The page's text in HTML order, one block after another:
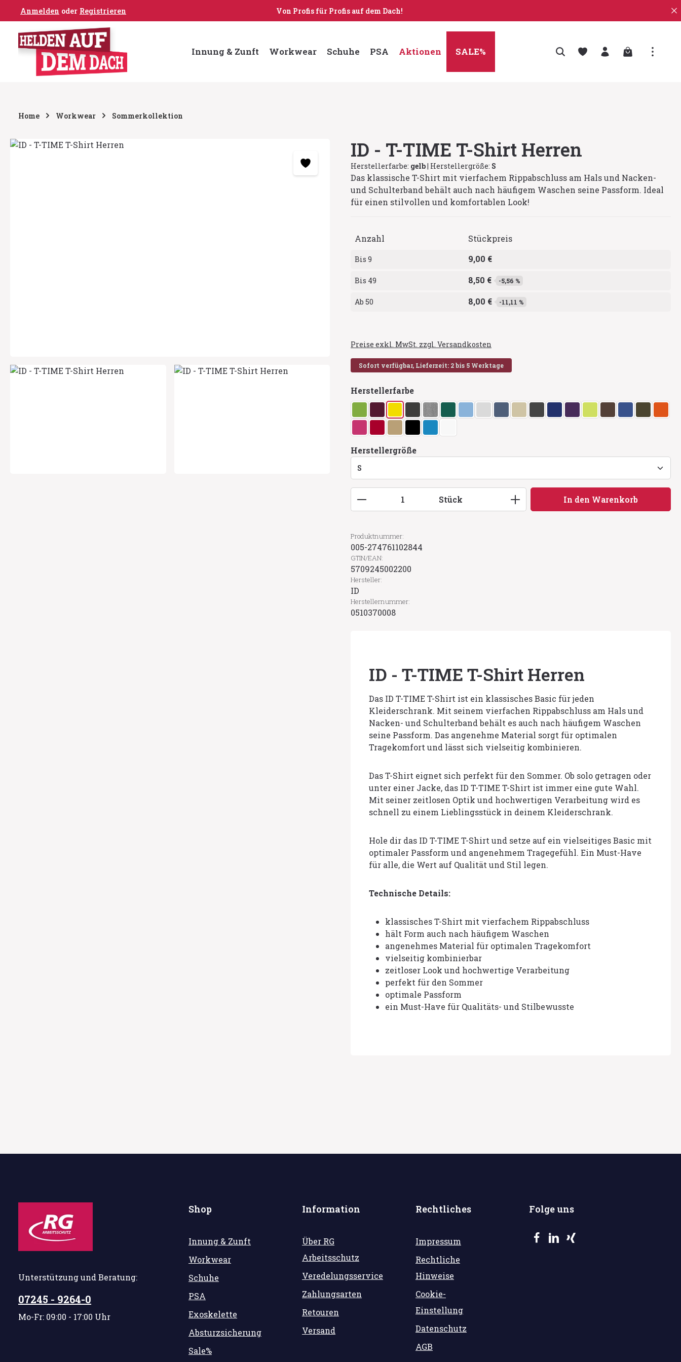
Hauptinhalt springen
Zur Hauptnavigation springen
Anmelden oder Registrieren Von Profis für Profis auf dem Dach!
Innung & Zunft Workwear Schuhe PSA Aktionen SALE% Warenkorb
Home Workwear Sommerkollektion
Bildergalerie überspringen ID - T-TIME T-Shirt Herren
Herstellerfarbe: gelb| Herstellergröße: S
Das klassische T-Shirt mit vierfachem Rippabschluss am Hals und Nacken-
und Schulterband behält auch nach häufigem Waschen seine Passform. Ideal
für einen stilvollen und komfortablen Look!
Anzahl Stückpreis
Bis 9 9,00 €
Bis 49 8,50 € -5,56 %
Ab 50 8,00 € -11,11 %
Preise exkl. MwSt. zzgl. Versandkosten
Sofort verfügbar, Lieferzeit: 2 bis 5 Werktage
Herstellerfarbeauswählen
apfelbordeaux
gelb graphit meliert
grau meliert
grünhellblauhellgrau meliert
indigokit kokskönigsblau
lila limemokkanavyoliv
pinkrot sandschwarz
türkis weiß
Herstellergrößeauswählen
Produkt Anzahl: Gib den gewünschten Wert ein oder
Stück In den Warenkorb
Produktnummer:
005-274761102844
GTIN/EAN:
5709245002200
Hersteller:
ID
Herstellernummer:
0510370008
ID - T-TIME T-Shirt Herren
Das ID T-TIME T-Shirt ist ein klassisches Basic für jeden
Kleiderschrank. Mit seinem vierfachen Rippabschluss am Hals und
Nacken- und Schulterband behält es auch nach häufigem Waschen
seine Passform. Das angenehme Material sorgt für optimalen
Tragekomfort und lässt sich vielseitig kombinieren.
Das T-Shirt eignet sich perfekt für den Sommer. Ob solo getragen oder
unter einer Jacke, das ID T-TIME T-Shirt ist immer eine gute Wahl.
Mit seiner zeitlosen Optik und hochwertigen Verarbeitung wird es
schnell zu einem Lieblingsstück in deinem Kleiderschrank.
Hole dir das ID T-TIME T-Shirt und setze auf ein vielseitiges Basic mit
optimaler Passform und angenehmem Tragegefühl. Ein Must-Have
für alle, die Wert auf Qualität und Stil legen.
Technische Details:
klassisches T-Shirt mit vierfachem Rippabschluss
hält Form auch nach häufigem Waschen
angenehmes Material für optimalen Tragekomfort
vielseitig kombinierbar
zeitloser Look und hochwertige Verarbeitung
perfekt für den Sommer
optimale Passform
ein Must-Have für Qualitäts- und Stilbewusste
Unterstützung und Beratung:
07245 - 9264-0
Mo-Fr: 09:00 - 17:00 Uhr
Shop
Innung & Zunft
Workwear
Schuhe
PSA
Exoskelette
Absturzsicherung
Sale%
Information
Über RG
Arbeitsschutz
Veredelungsservice
Zahlungsarten
Retouren
Versand
Rechtliches
Impressum
Rechtliche
Hinweise
Cookie-
Einstellung
Datenschutz
AGB
Folge uns